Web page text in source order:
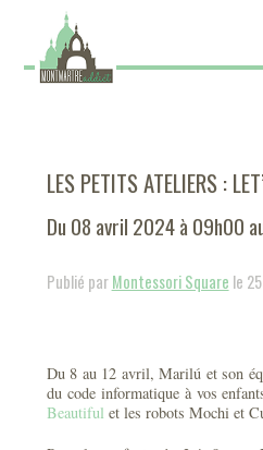
LES PETITS ATELIERS :
Du 08 avril 2024 à 09h00
Publié parMontessori Square le
Du 8 au 12 avril, Marilú et son
du code informatique à vos
Beautiful et les robots Mochi et